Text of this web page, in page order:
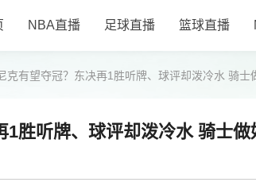
NBA直播 足球直播 篮球直播
克有望夺冠？东决再1胜听牌、球评却泼冷水 骑士
1胜听牌、球评却泼冷水 骑士